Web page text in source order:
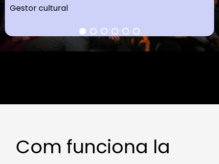
Gestor cultural
Com funciona la